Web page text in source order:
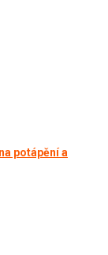
potápění a